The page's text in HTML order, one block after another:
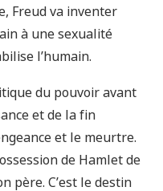
Freud va inventer
à une sexualité
l’humain.
du pouvoir avant
et de la fin
et le meurtre.
de Hamlet de
père. C’est le destin